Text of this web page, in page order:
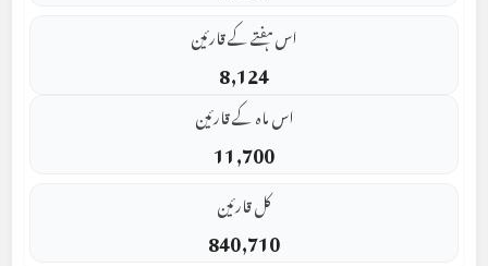
اس ہفتے کے قارئین
8,124
اس ماہ کے قارئین
11,700
کل قارئین
840,710